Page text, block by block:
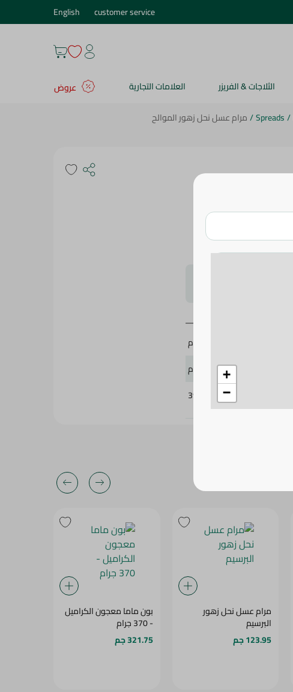
customer service
English
الثلاجات & الفريزر العلامات التجارية
عروض
/
Spreads
/مرام عسل نحل زهور الموالح
مرام
430 جرام
397160
مرام عسل نحل زهور
البرسيم
123.95 جم
بون ماما معجون الكراميل
- 370 جرام
321.75 جم
+
−